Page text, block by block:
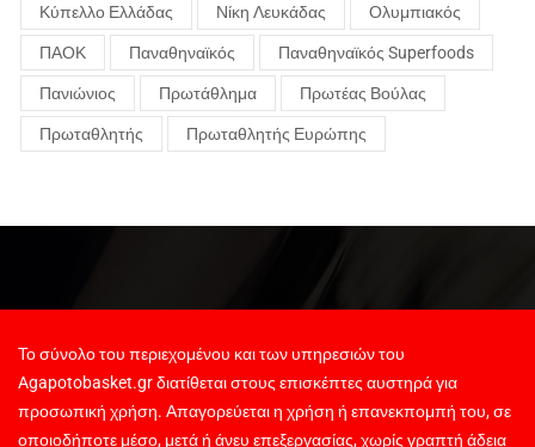
Κύπελλο Ελλάδας Νίκη Λευκάδας Ολυμπιακός
ΠΑΟΚ Παναθηναϊκός Παναθηναϊκός Superfoods
Πανιώνιος Πρωτάθλημα Πρωτέας Βούλας
Πρωταθλητής Πρωταθλητής Ευρώπης
Το σύνολο του περιεχομένου και των υπηρεσιών του
Agapotobasket.gr διατίθεται στους επισκέπτες αυστηρά για
προσωπική χρήση. Απαγορεύεται η χρήση ή επανεκπομπή του, σε
οποιοδήποτε μέσο, μετά ή άνευ επεξεργασίας, χωρίς γραπτή άδεια